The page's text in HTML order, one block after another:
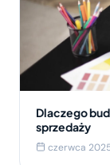
Dlaczego
sprzedaży
czerwca